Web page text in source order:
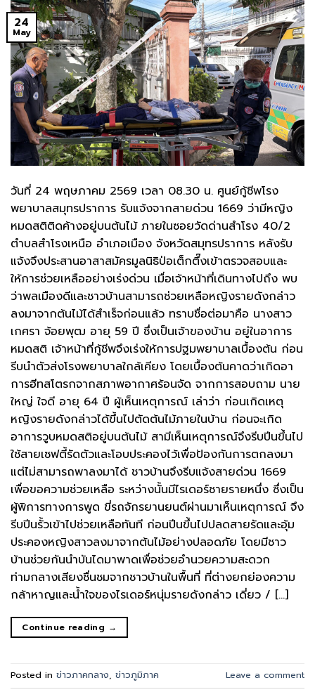
24
May
วันที่ 24 พฤษภาคม 2569 เวลา 08.30 น. ศูนย์กู้ชีพโรง
พยาบาลสมุทรปราการ รับแจ้งจากสายด่วน 1669 ว่ามีหญิง
หมดสติติดค้างอยู่บนต้นไม้ ภายในซอยวัดด่านสำโรง 40/2
ตำบลสำโรงเหนือ อำเภอเมือง จังหวัดสมุทรปราการ หลังรับ
แจ้งจึงประสานอาสาสมัครมูลนิธิป่อเต็กตึ๊งเข้าตรวจสอบและ
ให้การช่วยเหลืออย่างเร่งด่วน เมื่อเจ้าหน้าที่เดินทางไปถึง พบ
ว่าพลเมืองดีและชาวบ้านสามารถช่วยเหลือหญิงรายดังกล่าว
ลงมาจากต้นไม้ได้สำเร็จก่อนแล้ว ทราบชื่อต่อมาคือ นางสาว
เกศรา จ้อยพุฒ อายุ 59 ปี ซึ่งเป็นเจ้าของบ้าน อยู่ในอาการ
หมดสติ เจ้าหน้าที่กู้ชีพจึงเร่งให้การปฐมพยาบาลเบื้องต้น ก่อน
รีบนำตัวส่งโรงพยาบาลใกล้เคียง โดยเบื้องต้นคาดว่าเกิดอา
การฮีทสโตรกจากสภาพอากาศร้อนจัด จากการสอบถาม นาย
ใหญ่ ใจดี อายุ 64 ปี ผู้เห็นเหตุการณ์ เล่าว่า ก่อนเกิดเหตุ
หญิงรายดังกล่าวได้ขึ้นไปตัดต้นไม้ภายในบ้าน ก่อนจะเกิด
อาการวูบหมดสติอยู่บนต้นไม้ สามีเห็นเหตุการณ์จึงรีบปีนขึ้นไป
ใช้สายเซฟตี้รัดตัวและโอบประคองไว้เพื่อป้องกันการตกลงมา
แต่ไม่สามารถพาลงมาได้ ชาวบ้านจึงรีบแจ้งสายด่วน 1669
เพื่อขอความช่วยเหลือ ระหว่างนั้นมีไรเดอร์ชายรายหนึ่ง ซึ่งเป็น
ผู้พิการทางการพูด ขี่รถจักรยานยนต์ผ่านมาเห็นเหตุการณ์ จึง
รีบปีนรั้วเข้าไปช่วยเหลือทันที ก่อนปีนขึ้นไปปลดสายรัดและอุ้ม
ประคองหญิงสาวลงมาจากต้นไม้อย่างปลอดภัย โดยมีชาว
บ้านช่วยกันนำบันไดมาพาดเพื่อช่วยอำนวยความสะดวก
ท่ามกลางเสียงชื่นชมจากชาวบ้านในพื้นที่ ที่ต่างยกย่องความ
กล้าหาญและน้ำใจของไรเดอร์หนุ่มรายดังกล่าว เดี่ยว / […]
Continue reading →
Posted in ข่าวภาคกลาง, ข่าวภูมิภาค Leave a comment